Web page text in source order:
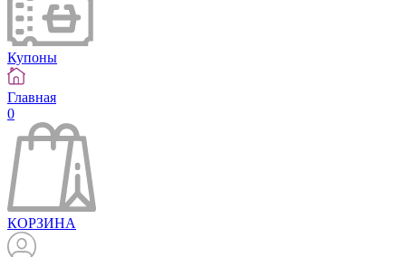
Купоны
Главная
0
КОРЗИНА